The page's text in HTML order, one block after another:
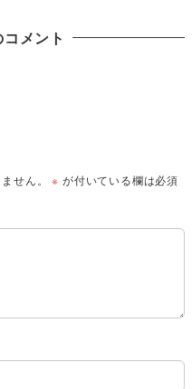
メント
せん。 ※ が付いている欄は必須